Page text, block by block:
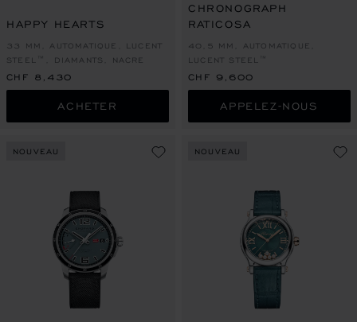
HAPPY HEARTS
33 MM, AUTOMATIQUE, LUCENT
STEEL™, DIAMANTS, NACRE
CHF 8,430
ACHETER
CHRONOGRAPH
RATICOSA
40,5 MM, AUTOMATIQUE,
LUCENT STEEL™
CHF 9,600
APPELEZ-NOUS
NOUVEAU NOUVEAU